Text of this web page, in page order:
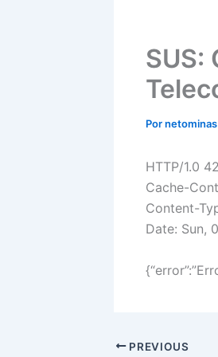
SUS:
Por
HTTP/1.0
Cache-
Content-
Date: Sun,
PREVIOUS